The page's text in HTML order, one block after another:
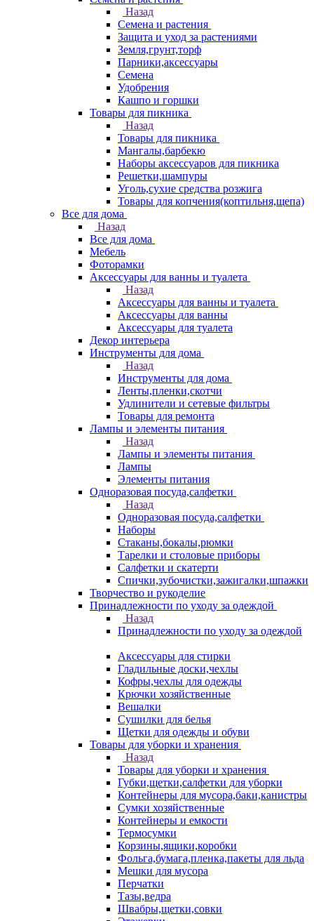
Назад
Семена и растения
Защита и уход за растениями
Земля,грунт,торф
Парники,аксессуары
Семена
Удобрения
Кашпо и горшки
Товары для пикника
Назад
Товары для пикника
Мангалы,барбекю
Наборы аксессуаров для пикника
Решетки,шампуры
Уголь,сухие средства розжига
Товары для копчения(коптильня,щепа)
Все для дома
Назад
Все для дома
Мебель
Фоторамки
Аксессуары для ванны и туалета
Назад
Аксессуары для ванны и туалета
Аксессуары для ванны
Аксессуары для туалета
Декор интерьера
Инструменты для дома
Назад
Инструменты для дома
Ленты,пленки,скотчи
Удлинители и сетевые фильтры
Товары для ремонта
Лампы и элементы питания
Назад
Лампы и элементы питания
Лампы
Элементы питания
Одноразовая посуда,салфетки
Назад
Одноразовая посуда,салфетки
Наборы
Стаканы,бокалы,рюмки
Тарелки и столовые приборы
Салфетки и скатерти
Спички,зубочистки,зажигалки,шпажки
Творчество и рукоделие
Принадлежности по уходу за одеждой
Назад
Принадлежности по уходу за одеждой
Аксессуары для стирки
Гладильные доски,чехлы
Кофры,чехлы для одежды
Крючки хозяйственные
Вешалки
Сушилки для белья
Щетки для одежды и обуви
Товары для уборки и хранения
Назад
Товары для уборки и хранения
Губки,щетки,салфетки для уборки
Контейнеры для мусора,баки,канистры
Сумки хозяйственные
Контейнеры и емкости
Термосумки
Корзины,ящики,коробки
Фольга,бумага,пленка,пакеты для льда
Мешки для мусора
Перчатки
Тазы,ведра
Швабры,щетки,совки